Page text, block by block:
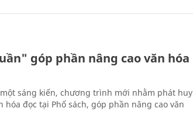
góp phần nâng cao văn hóa
một sáng kiến, chương trình mới nhằm phát huy
hóa đọc tại Phố sách, góp phần nâng cao văn